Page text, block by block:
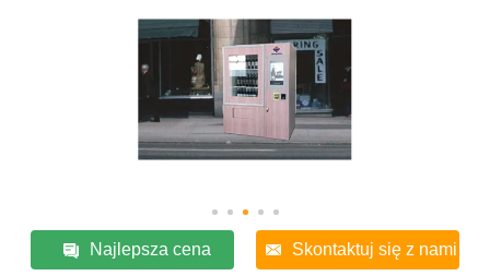
Najlepsza cena Skontaktuj się z nami